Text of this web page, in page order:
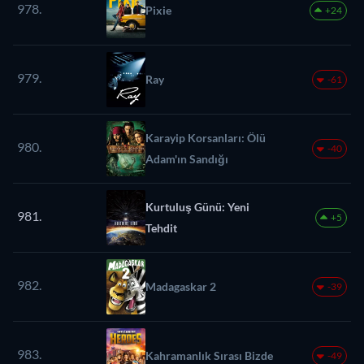
978. Pixie +24
979. Ray -61
980.
Karayip Korsanları: Ölü
Adam'ın Sandığı
-40
981.
Kurtuluş Günü: Yeni
Tehdit
+5
982. Madagaskar 2 -39
983. Kahramanlık Sırası Bizde -49